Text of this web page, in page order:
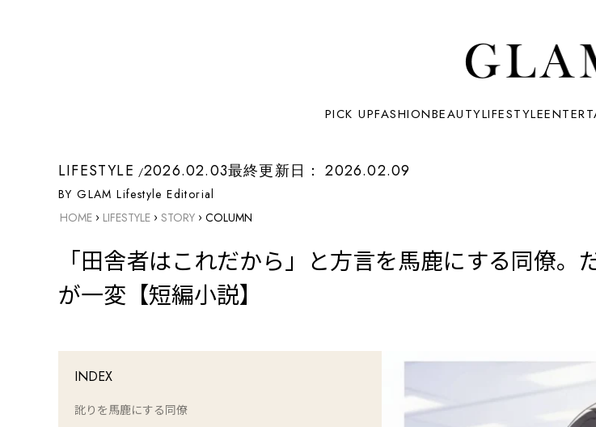
PICK UPFASHIONBEAUTYLIFESTYLE
LIFESTYLE 2026.02.03最終更新日： 2026.02.09
BY GLAM Lifestyle Editorial
HOME › LIFESTYLE › STORY › COLUMN
「田舎者はこれだから」と方言を馬鹿にする同僚
が一変【短編小説】
INDEX
訛りを馬鹿にする同僚